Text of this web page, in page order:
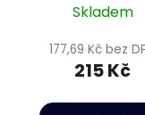
Skladem
177,69 Kč bez
215 Kč